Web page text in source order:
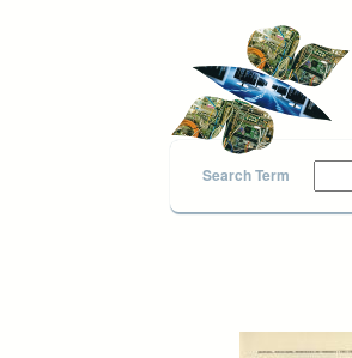
Search Term